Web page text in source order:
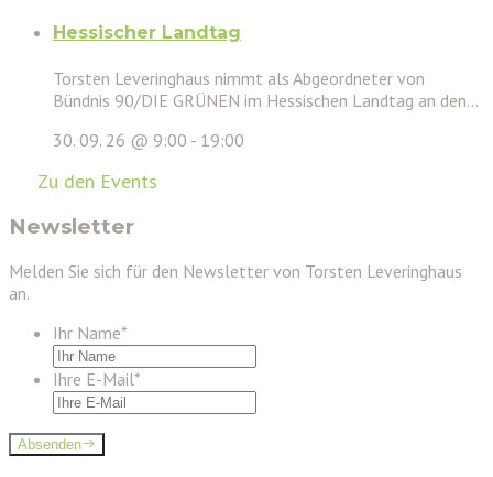
Hessischer Landtag
Torsten Leveringhaus nimmt als Abgeordneter von
Bündnis 90/DIE GRÜNEN im Hessischen Landtag an den...
30. 09. 26 @ 9:00 - 19:00
Zu den Events
Newsletter
Melden Sie sich für den Newsletter von Torsten Leveringhaus
an.
Ihr Name*
Ihre E-Mail*
Absenden